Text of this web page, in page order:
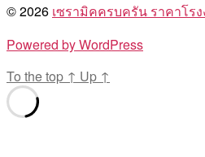
© 2026 เซรามิคครบครัน ราคาโร
Powered by WordPress
To the top ↑ Up ↑